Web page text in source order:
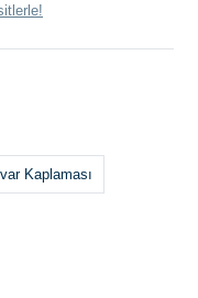
Kaplaması